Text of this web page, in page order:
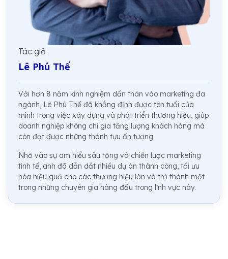
Tác giả
Lê Phú Thế
Với hơn 8 năm kinh nghiệm dấn thân vào marketing đa
ngành, Lê Phú Thế đã khẳng định được tên tuổi của
mình trong việc xây dựng và phát triển thương hiệu, giúp
doanh nghiệp không chỉ gia tăng lượng khách hàng mà
còn đạt được những thành tựu ấn tượng.
Nhờ vào sự am hiểu sâu rộng và chiến lược marketing
tinh tế, anh đã dẫn dắt nhiều dự án thành công, tối ưu
hóa hiệu quả cho các thương hiệu lớn và trở thành một
trong những chuyên gia hàng đầu trong lĩnh vực này.